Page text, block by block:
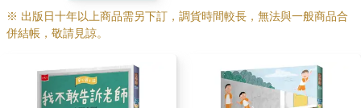
※ 出版日十年以上商品需另下訂，調貨時間較長，無法與一般商品合
併結帳，敬請見諒。